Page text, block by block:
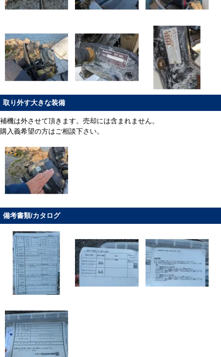
取り外す大きな装備
補機は外させて頂きます。売却には含まれません。
購入義希望の方はご相談下さい。
備考書類/カタログ